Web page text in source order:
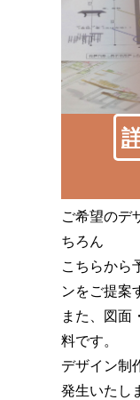
ご希望のデ
ちろん
こちらから
ンをご提案
また、図面
料です。
デザイン制
発生いたし